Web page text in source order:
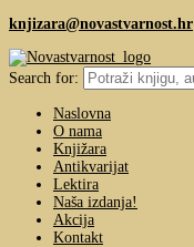
knjizara@novastvarnost.hr
Search for:
Naslovna
O nama
Knjižara
Antikvarijat
Lektira
Naša izdanja!
Akcija
Kontakt